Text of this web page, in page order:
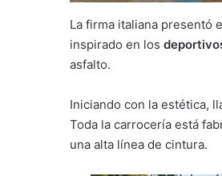
La firma italiana presentó
inspirado en los
asfalto.
Iniciando con la estética,
Toda la carrocería está
una alta línea de cintura.